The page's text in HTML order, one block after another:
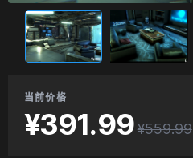
当前价格
¥391.99¥559.99